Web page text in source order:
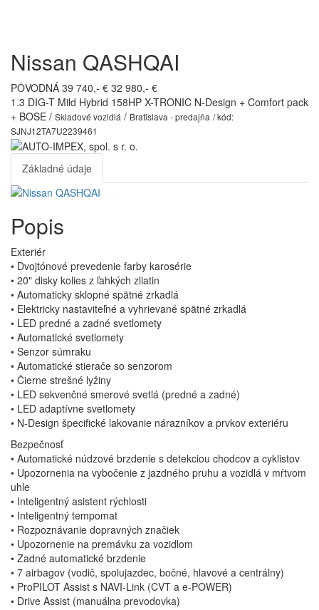
Nissan QASHQAI
PÔVODNÁ 39 740,- € 32 980,- €
1.3 DIG-T Mild Hybrid 158HP X-TRONIC N-Design + Comfort pack
+ BOSE / Skladové vozidlá / Bratislava - predajňa / kód:
SJNJ12TA7U2239461
Základné údaje
Popis
Exteriér
• Dvojtónové prevedenie farby karosérie
• 20" disky kolies z ľahkých zliatin
• Automaticky sklopné spätné zrkadlá
• Elektricky nastaviteľné a vyhrievané spätné zrkadlá
• LED predné a zadné svetlomety
• Automatické svetlomety
• Senzor súmraku
• Automatické stierače so senzorom
• Čierne strešné lyžiny
• LED sekvenčné smerové svetlá (predné a zadné)
• LED adaptívne svetlomety
• N-Design špecifické lakovanie nárazníkov a prvkov exteriéru
Bezpečnosť
• Automatické núdzové brzdenie s detekciou chodcov a cyklistov
• Upozornenia na vybočenie z jazdného pruhu a vozidlá v mŕtvom
uhle
• Inteligentný asistent rýchlosti
• Inteligentný tempomat
• Rozpoznávanie dopravných značiek
• Upozornenie na premávku za vozidlom
• Zadné automatické brzdenie
• 7 airbagov (vodič, spolujazdec, bočné, hlavové a centrálny)
• ProPILOT Assist s NAVI-Link (CVT a e-POWER)
• Drive Assist (manuálna prevodovka)